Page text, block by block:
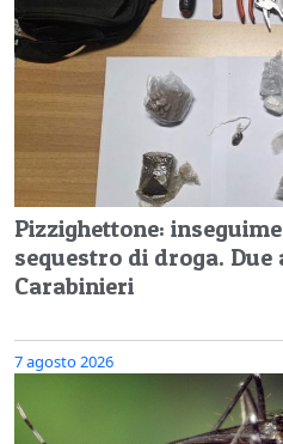
Pizzighettone:
sequestro di droga.
Carabinieri
7 agosto 2026